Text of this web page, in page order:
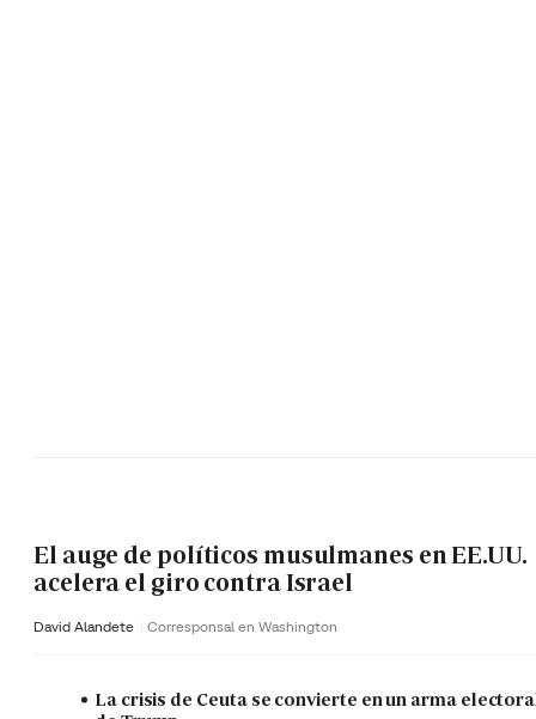
El auge de políticos musulmanes en EE.UU.
acelera el giro contra Israel
David Alandete Corresponsal en Washington
La crisis de Ceuta se convierte en un arma